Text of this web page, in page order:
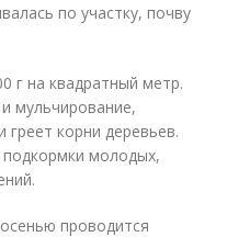
по участку, почву
г на квадратный метр.
мульчирование,
корни деревьев.
молодых,
проводится